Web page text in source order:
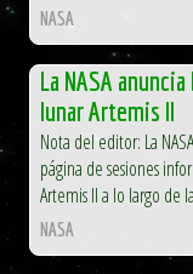
NASA
La NASA
lunar Artemis II
Nota del editor: La
página de sesiones
Artemis II a lo largo de
NASA